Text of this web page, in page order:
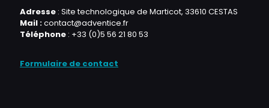
Adresse : Site technologique de Marticot, 33610 CESTAS
Mail :contact@adventice.fr
Téléphone : +33 (0)5 56 21 80 53
Formulaire de contact